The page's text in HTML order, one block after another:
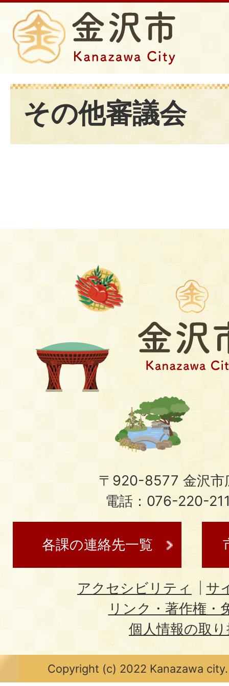
その他審議会
〒920-8577 金沢市
電話：076-220-
各課の連絡先一覧
アクセシビリティ
サ
リンク・著作権・
個人情報の取
Copyright (c) 2022 Kanazawa